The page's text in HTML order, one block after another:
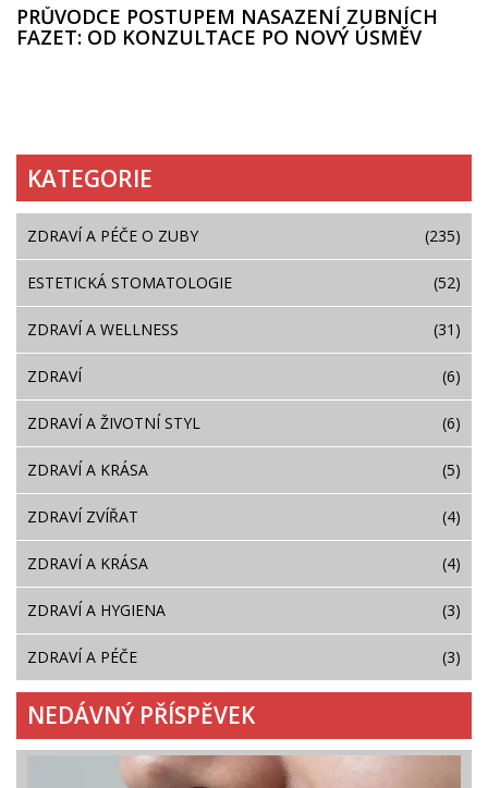
PRŮVODCE POSTUPEM NASAZENÍ ZUBNÍCH
FAZET: OD KONZULTACE PO NOVÝ ÚSMĚV
KATEGORIE
ZDRAVÍ A PÉČE O ZUBY (235)
ESTETICKÁ STOMATOLOGIE (52)
ZDRAVÍ A WELLNESS (31)
ZDRAVÍ (6)
ZDRAVÍ A ŽIVOTNÍ STYL (6)
ZDRAVÍ A KRÁSA (5)
ZDRAVÍ ZVÍŘAT (4)
ZDRAVÍ A KRÁSA (4)
ZDRAVÍ A HYGIENA (3)
ZDRAVÍ A PÉČE (3)
NEDÁVNÝ PŘÍSPĚVEK